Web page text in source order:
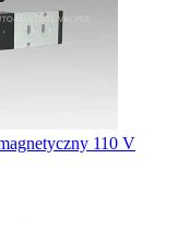
110 V